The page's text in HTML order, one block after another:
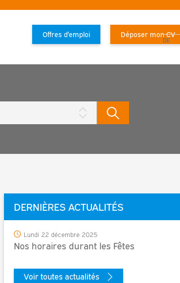
Déposer mon CV
Offres d'emploi
DE
DERNIÈRES ACTUALITÉS
Lundi 22 décembre 2025
Nos horaires durant les Fêtes
Voir toutes actualités